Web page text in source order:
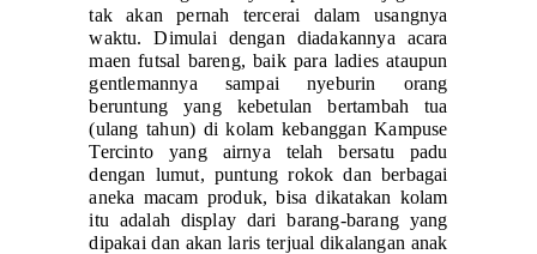
tak akan pernah tercerai dalam usangnya
waktu. Dimulai dengan diadakannya acara
maen futsal bareng, baik para ladies ataupun
gentlemannya sampai nyeburin orang
beruntung yang kebetulan bertambah tua
(ulang tahun) di kolam kebanggan Kampuse
Tercinto yang airnya telah bersatu padu
dengan lumut, puntung rokok dan berbagai
aneka macam produk, bisa dikatakan kolam
itu adalah display dari barang-barang yang
dipakai dan akan laris terjual dikalangan anak